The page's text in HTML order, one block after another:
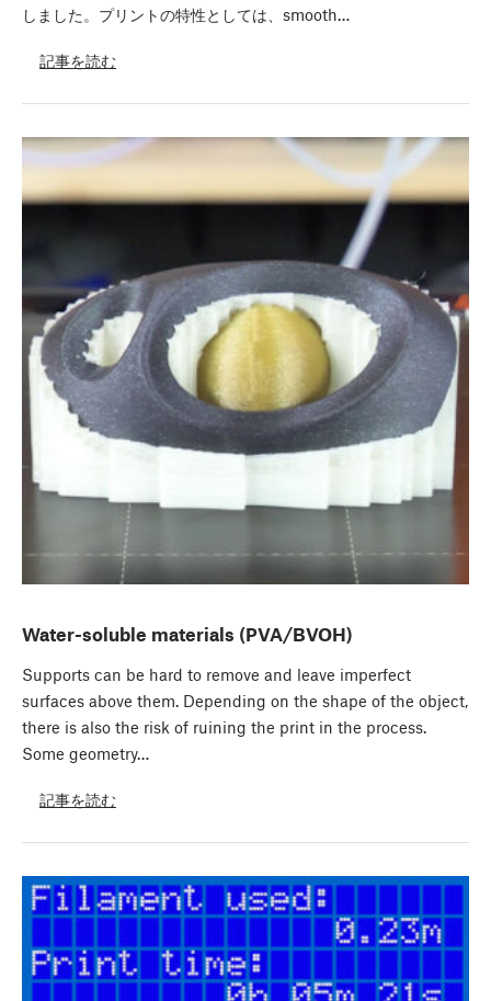
しました。プリントの特性としては、smooth…
記事を読む
Water-soluble materials (PVA/BVOH)
Supports can be hard to remove and leave imperfect
surfaces above them. Depending on the shape of the object,
there is also the risk of ruining the print in the process.
Some geometry…
記事を読む